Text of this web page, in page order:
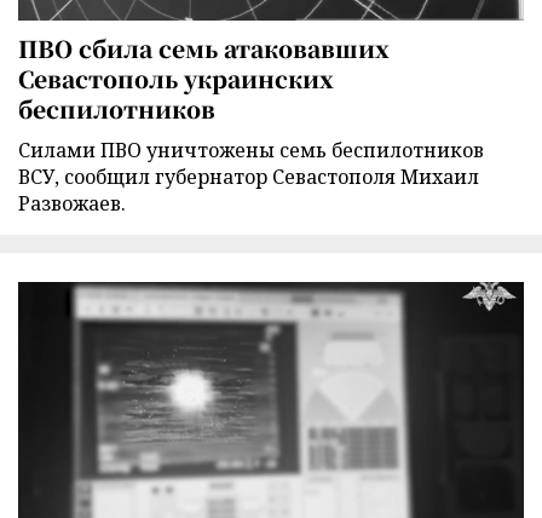
ПВО сбила семь атаковавших
Севастополь украинских
беспилотников
Силами ПВО уничтожены семь беспилотников
ВСУ, сообщил губернатор Севастополя Михаил
Развожаев.